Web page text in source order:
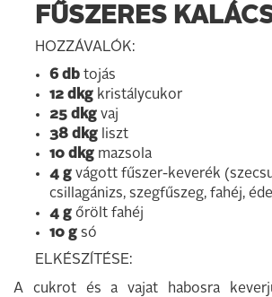
FŰSZERES
HOZZÁVALÓK:
6 db tojás
12 dkg kristálycukor
25 dkg vaj
38 dkg liszt
10 dkg mazsola
4 g vágott fűszer-keverék
csillagánizs, szegfűszeg, fahéj,
4 g őrölt fahéj
10 g só
ELKÉSZÍTÉSE:
A cukrot és a vajat habosra